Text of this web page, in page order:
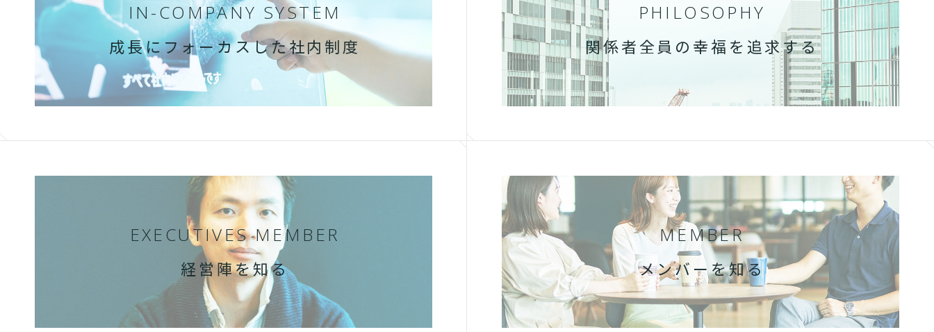
IN-COMPANY SYSTEM
成長にフォーカスした社内制度
PHILOSOPHY
関係者全員の幸福を追求する
EXECUTIVES MEMBER
経営陣を知る
MEMBER
メンバーを知る